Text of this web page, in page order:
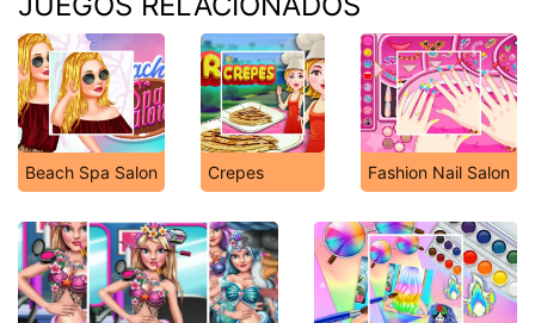
Beach Spa Salon Crepes Fashion Nail Salon